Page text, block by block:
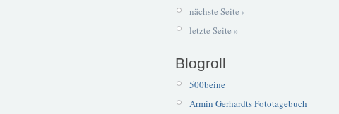
nächste Seite ›
letzte Seite »
Blogroll
500beine
Armin Gerhardts Fototagebuch